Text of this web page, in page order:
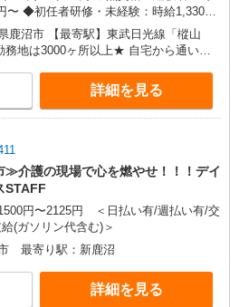
〜 ◆初任者研修・未経験：時給1,330
者研修・経験者：時給1,350円〜 ◆介
円〜 ※経験者は3ヶ月以上 ※
力による ★週払いOK（規定あ
鹿沼市 【最寄駅】東武日光線「樅山
詳細を見る
介護の現場で心を燃やせ！！！デイ
STAFF
円〜2125円 ＜日払い有/週払い有/交
(ガソリン代含む)＞
最寄り駅：新鹿沼
詳細を見る